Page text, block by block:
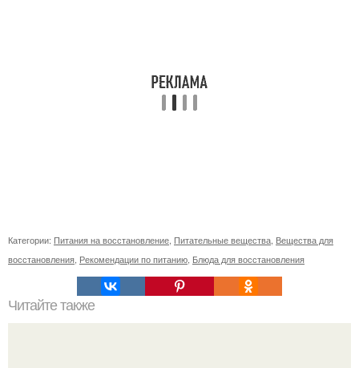
Категории: Питания на восстановление, Питательные вещества, Вещества для
восстановления, Рекомендации по питанию, Блюда для восстановления
Читайте также